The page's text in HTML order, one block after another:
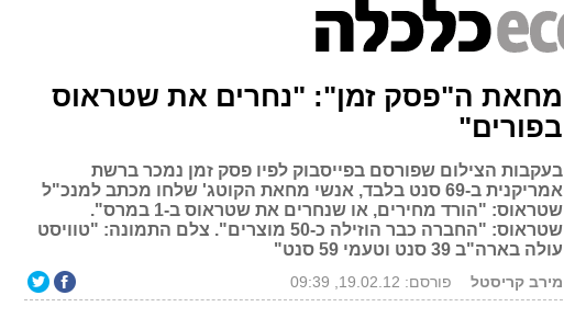
מחאת ה"פסק זמן": "נחרים את שטראוס
בפורים"
בעקבות הצילום שפורסם בפייסבוק לפיו פסק זמן נמכר ברשת
אמריקנית ב-69 סנט בלבד, אנשי מחאת הקוטג' שלחו מכתב למנכ"ל
שטראוס: "הורד מחירים, או שנחרים את שטראוס ב-1 במרס".
שטראוס: "החברה כבר הוזילה כ-50 מוצרים". צלם התמונה: "טוויסט
עולה בארה"ב 39 סנט וטעמי 59 סנט"
מירב קריסטל פורסם: 19.02.12, 09:39